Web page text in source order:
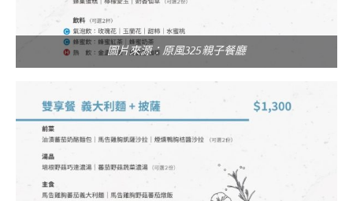
圖片來源：原風325親子餐廳